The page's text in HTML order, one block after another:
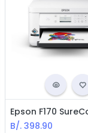
B/. 398.90